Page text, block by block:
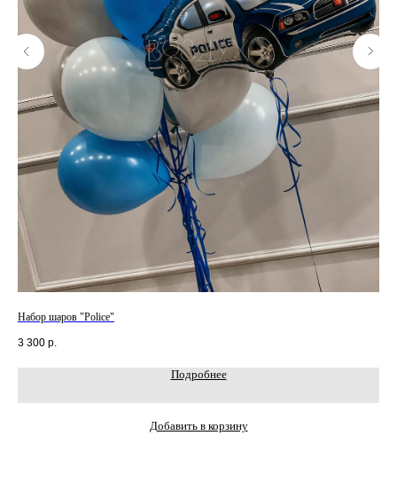
Набор шаров "Police"
3 300 р.
Подробнее
Добавить в корзину